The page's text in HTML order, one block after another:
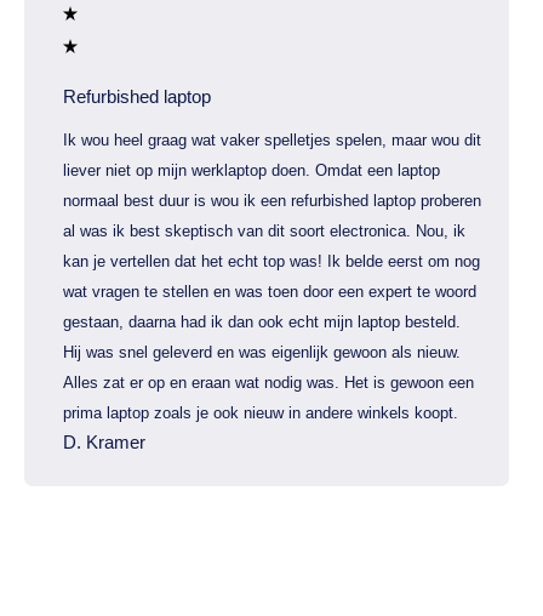
Refurbished laptop
Ik wou heel graag wat vaker spelletjes spelen, maar wou dit
liever niet op mijn werklaptop doen. Omdat een laptop
normaal best duur is wou ik een refurbished laptop proberen
al was ik best skeptisch van dit soort electronica. Nou, ik
kan je vertellen dat het echt top was! Ik belde eerst om nog
wat vragen te stellen en was toen door een expert te woord
gestaan, daarna had ik dan ook echt mijn laptop besteld.
Hij was snel geleverd en was eigenlijk gewoon als nieuw.
Alles zat er op en eraan wat nodig was. Het is gewoon een
prima laptop zoals je ook nieuw in andere winkels koopt.
D. Kramer